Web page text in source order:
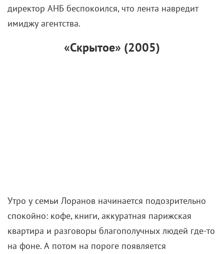
директор АНБ беспокоился, что лента навредит
имиджу агентства.
«Скрытое» (2005)
Утро у семьи Лоранов начинается подозрительно
спокойно: кофе, книги, аккуратная парижская
квартира и разговоры благополучных людей где-то
на фоне. А потом на пороге появляется